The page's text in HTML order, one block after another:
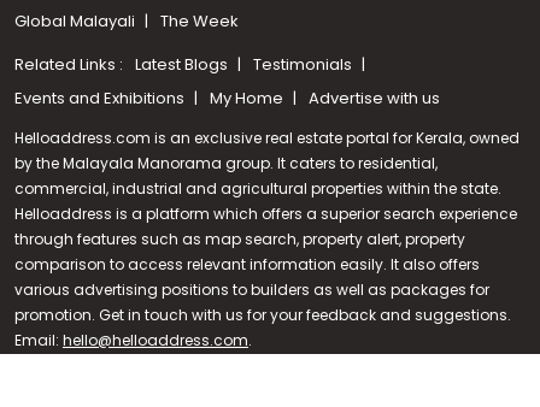
Call us
+91 9747 000 857
Global Malayali
The Week
Related Links : Latest Blogs
Testimonials
Events and Exhibitions
My Home Advertise with us
Helloaddress.com is an exclusive real estate portal for Kerala, owned
by the Malayala Manorama group. It caters to residential,
commercial, industrial and agricultural properties within the state.
Helloaddress is a platform which offers a superior search experience
through features such as map search, property alert, property
comparison to access relevant information easily. It also offers
various advertising positions to builders as well as packages for
promotion. Get in touch with us for your feedback and suggestions.
Email: hello@helloaddress.com.